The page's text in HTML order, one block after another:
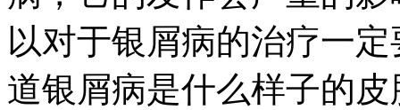
以对于银屑病的治疗一
道银屑病是什么样子的